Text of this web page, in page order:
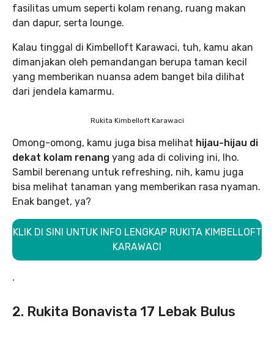
fasilitas umum seperti kolam renang, ruang makan
dan dapur, serta lounge.
Kalau tinggal di Kimbelloft Karawaci, tuh, kamu akan
dimanjakan oleh pemandangan berupa taman kecil
yang memberikan nuansa adem banget bila dilihat
dari jendela kamarmu.
Rukita Kimbelloft Karawaci
Omong-omong, kamu juga bisa melihat hijau-hijau di
dekat kolam renang yang ada di coliving ini, lho.
Sambil berenang untuk refreshing, nih, kamu juga
bisa melihat tanaman yang memberikan rasa nyaman.
Enak banget, ya?
KLIK DI SINI UNTUK INFO LENGKAP RUKITA KIMBELLOFT
KARAWACI
.
2. Rukita Bonavista 17 Lebak Bulus